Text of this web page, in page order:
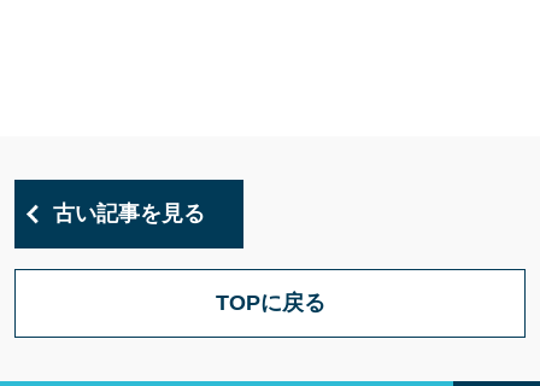
古い記事を見る
TOPに戻る